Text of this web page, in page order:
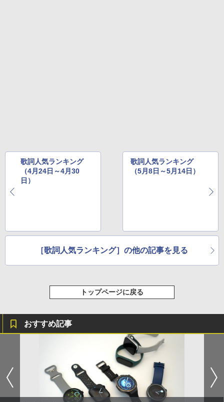
歌詞人気ランキング
（4月24日～4月30
日）
歌詞人気ランキング
（5月8日～5月14日）
［歌詞人気ランキング］の他の記事を見る
トップページに戻る
おすすめ記事